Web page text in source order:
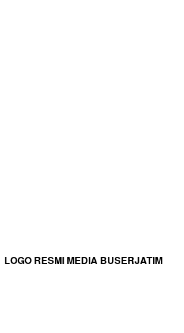
LOGO RESMI MEDIA BUSERJATIM